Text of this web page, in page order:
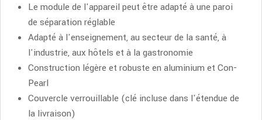
Le module de l'appareil peut être adapté à une paroi
de séparation réglable
Adapté à l'enseignement, au secteur de la santé, à
l'industrie, aux hôtels et à la gastronomie
Construction légère et robuste en aluminium et Con-
Pearl
Couvercle verrouillable (clé incluse dans l'étendue de
la livraison)